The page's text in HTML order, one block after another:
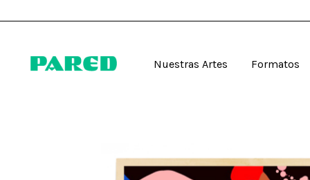
Nuestras Artes Formatos